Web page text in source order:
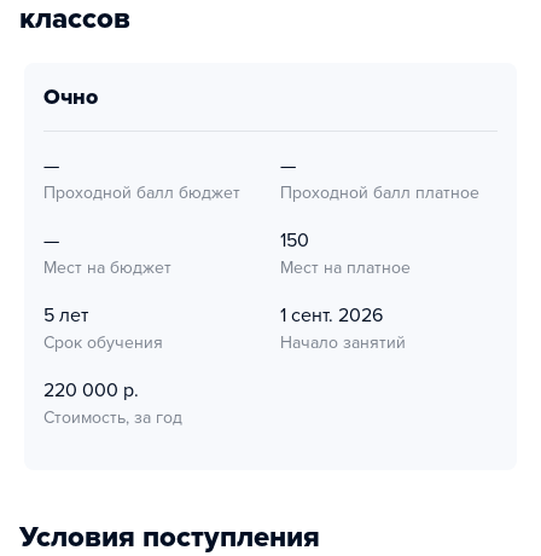
классов
очно
—
Проходной балл бюджет
—
Проходной балл платное
—
Мест на бюджет
150
Мест на платное
5 лет
Срок обучения
1 сент. 2026
Начало занятий
220 000 р.
Стоимость, за год
Условия поступления